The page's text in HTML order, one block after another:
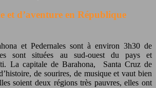
et d’aventure en République
et Pedernales sont à environ 3h30 de
sont situées au sud-ouest du pays et
La capitale de Barahona, Santa Cruz de
de sourires, de musique et vaut bien
soient deux régions très pauvres, elles ont